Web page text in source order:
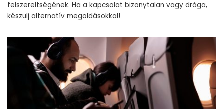
felszereltségének. Ha a kapcsolat bizonytalan vagy drága,
készülj alternatív megoldásokkal!